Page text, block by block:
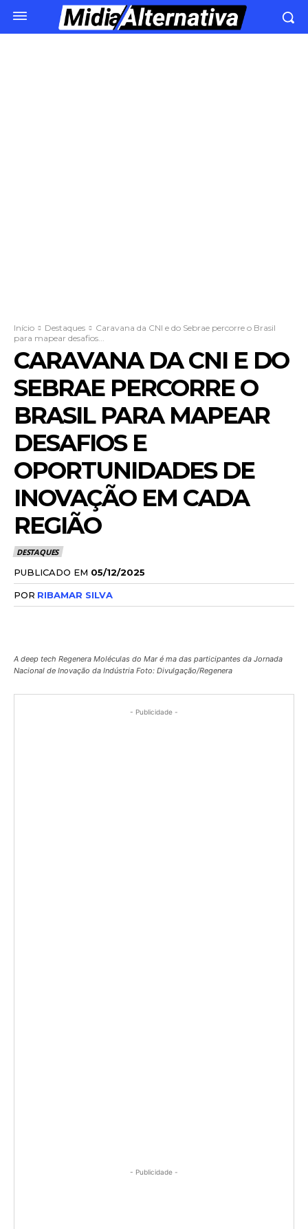
Início Destaques
Caravana da CNI e do Sebrae percorre o Brasil
para mapear desafios...
CARAVANA DA CNI E DO
SEBRAE PERCORRE O
BRASIL PARA MAPEAR
DESAFIOS E
OPORTUNIDADES DE
INOVAÇÃO EM CADA
REGIÃO
DESTAQUES
PUBLICADO EM 05/12/2025
POR RIBAMAR SILVA
A deep tech Regenera Moléculas do Mar é ma das participantes da Jornada
Nacional de Inovação da Indústria Foto: Divulgação/Regenera
- Publicidade -
- Publicidade -